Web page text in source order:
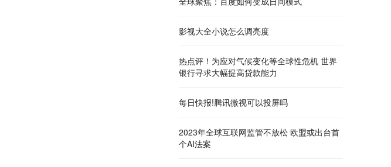
影视大全小说怎么调亮度
热点评！为应对气候变化等全球性危机 世界
银行寻求大幅提高贷款能力
每日快报!腾讯微视可以投屏吗
2023年全球互联网监管不放松 欧盟或出台首
个AI法案